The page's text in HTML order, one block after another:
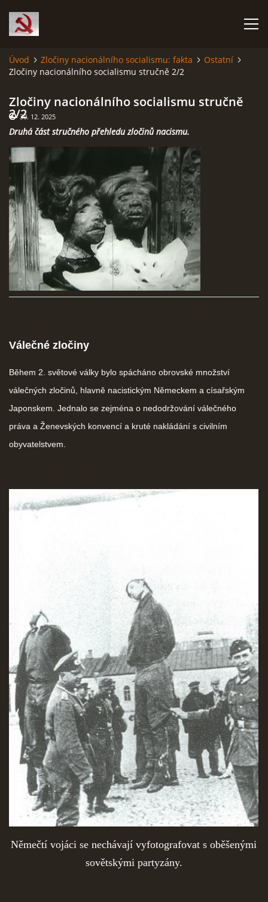
HISTORIE KOMUNISMU
ČERNÁ KNIHA KOMUNISMU I.
ČERNÁ KNIHA KOMUNISMU II.
RUDÝ HLADOMOR: STALINOVA VÁLKA NA UKRAJINĚ
KATYŇSKÝ MASAKR
OSTATNÍ ZLOČINY KOMUNISMU
ČERNÁ KNIHA NACIONÁLNÍHO SOCIALISMU
© 2026 eStránky.cz |RSS
Úvod Zločiny nacionálního socialismu: fakta
Ostatní
Zločiny nacionálního socialismu stručně 2/2
Zločiny nacionálního socialismu stručně
2/2
Druhá část stručného přehledu zločinů nacismu.
30. 12. 2025
Válečné zločiny
Během 2. světové války bylo spácháno obrovské množství
válečných zločinů, hlavně nacistickým Německem a císařským
Japonskem. Jednalo se zejména o nedodržování válečného
práva a Ženevských konvencí a kruté nakládání s civilním
obyvatelstvem.
Němečtí vojáci se nechávají vyfotografovat s oběšenými
sovětskými partyzány.